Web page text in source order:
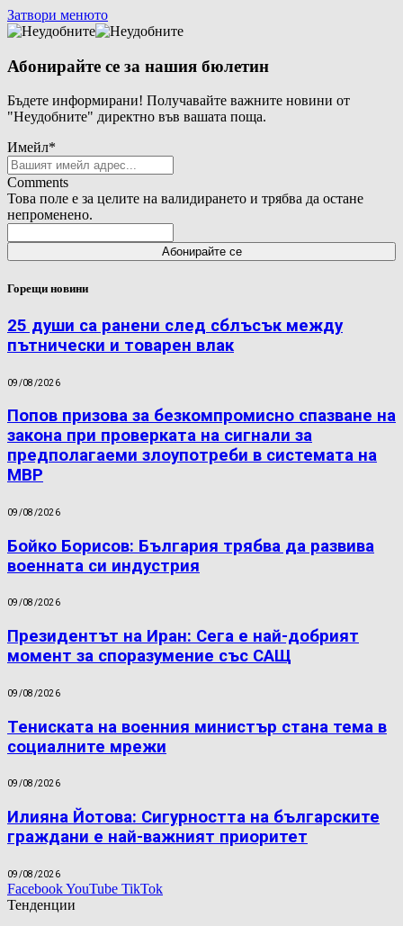
Затвори менюто
Абонирайте се за нашия бюлетин
Бъдете информирани! Получавайте важните новини от
"Неудобните" директно във вашата поща.
Имейл*
Comments
Това поле е за целите на валидирането и трябва да остане
непроменено.
Горещи новини
25 души са ранени след сблъсък между
пътнически и товарен влак
09/08/2026
Попов призова за безкомпромисно спазване на
закона при проверката на сигнали за
предполагаеми злоупотреби в системата на
МВР
09/08/2026
Бойко Борисов: България трябва да развива
военната си индустрия
09/08/2026
Президентът на Иран: Сега е най-добрият
момент за споразумение със САЩ
09/08/2026
Тениската на военния министър стана тема в
социалните мрежи
09/08/2026
Илияна Йотова: Сигурността на българските
граждани е най-важният приоритет
09/08/2026
FacebookYouTube TikTok
Тенденции